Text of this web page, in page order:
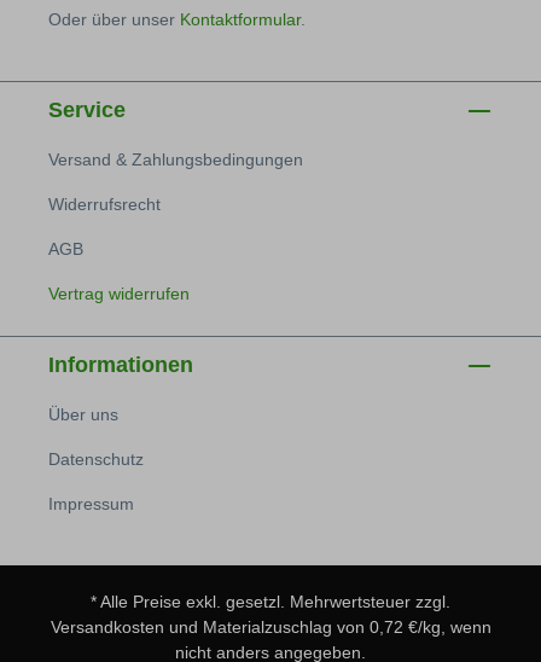
Oder über unser Kontaktformular.
Service
Versand & Zahlungsbedingungen
Widerrufsrecht
AGB
Vertrag widerrufen
Informationen
Über uns
Datenschutz
Impressum
* Alle Preise exkl. gesetzl. Mehrwertsteuer zzgl.
Versandkosten und Materialzuschlag von 0,72 €/kg, wenn
nicht anders angegeben.